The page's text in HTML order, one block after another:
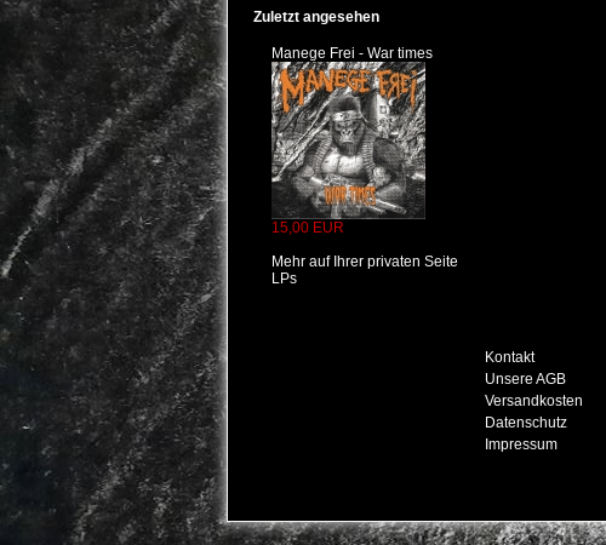
Zuletzt angesehen
Manege Frei - War times
15,00 EUR
Mehr auf Ihrer privaten Seite
LPs
Kontakt
Unsere AGB
Versandkosten
Datenschutz
Impressum